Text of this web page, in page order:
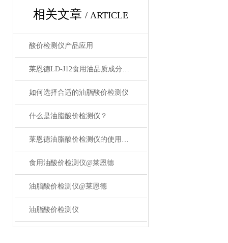
相关文章 / ARTICLE
酸价检测仪产品应用
莱恩德LD-J12食用油品质成分检测仪-食用油品质检测仪价格
如何选择合适的油脂酸价检测仪
什么是油脂酸价检测仪？
莱恩德油脂酸价检测仪的使用注意事项
食用油酸价检测仪@莱恩德
油脂酸价检测仪@莱恩德
油脂酸价检测仪